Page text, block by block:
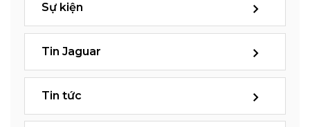
Sự kiện
Tin Jaguar
Tin tức